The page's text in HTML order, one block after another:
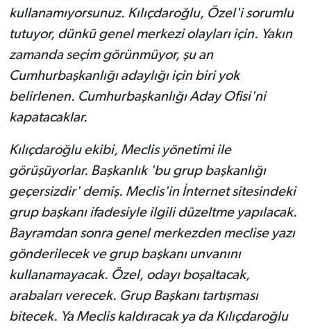
kullanamıyorsunuz. Kılıçdaroğlu, Özel'i sorumlu
tutuyor, dünkü genel merkezi olayları için. Yakın
zamanda seçim görünmüyor, şu an
Cumhurbaşkanlığı adaylığı için biri yok
belirlenen. Cumhurbaşkanlığı Aday Ofisi'ni
kapatacaklar.
Kılıçdaroğlu ekibi, Meclis yönetimi ile
görüşüyorlar. Başkanlık 'bu grup başkanlığı
geçersizdir' demiş. Meclis'in İnternet sitesindeki
grup başkanı ifadesiyle ilgili düzeltme yapılacak.
Bayramdan sonra genel merkezden meclise yazı
gönderilecek ve grup başkanı unvanını
kullanamayacak. Özel, odayı boşaltacak,
arabaları verecek. Grup Başkanı tartışması
bitecek. Ya Meclis kaldıracak ya da Kılıçdaroğlu